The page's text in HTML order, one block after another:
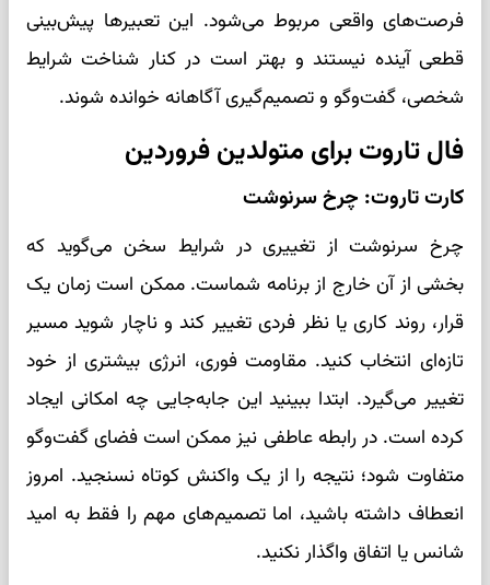
فرصت‌های واقعی مربوط می‌شود. این تعبیرها پیش‌بینی
قطعی آینده نیستند و بهتر است در کنار شناخت شرایط
شخصی، گفت‌وگو و تصمیم‌گیری آگاهانه خوانده شوند.
فال تاروت برای متولدین فروردین
کارت تاروت: چرخ سرنوشت
چرخ سرنوشت از تغییری در شرایط سخن می‌گوید که
بخشی از آن خارج از برنامه شماست. ممکن است زمان یک
قرار، روند کاری یا نظر فردی تغییر کند و ناچار شوید مسیر
تازه‌ای انتخاب کنید. مقاومت فوری، انرژی بیشتری از خود
تغییر می‌گیرد. ابتدا ببینید این جابه‌جایی چه امکانی ایجاد
کرده است. در رابطه عاطفی نیز ممکن است فضای گفت‌وگو
متفاوت شود؛ نتیجه را از یک واکنش کوتاه نسنجید. امروز
انعطاف داشته باشید، اما تصمیم‌های مهم را فقط به امید
شانس یا اتفاق واگذار نکنید.